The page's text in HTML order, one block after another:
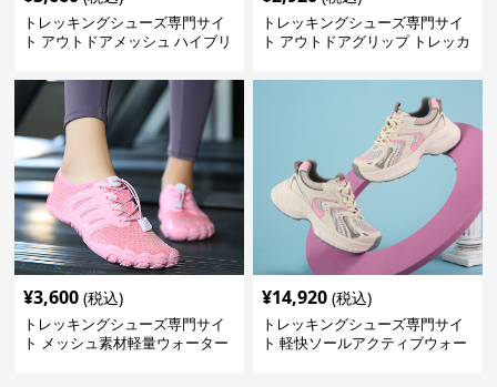
トレッキングシューズ専門サイ
ト アウトドアメッシュ ハイブリ
トレッキングシューズ専門サイ
ト アウトドアグリップ トレッカ
¥3,600 (税込)
トレッキングシューズ専門サイ
ト メッシュ素材軽量ウォーター
¥14,920 (税込)
トレッキングシューズ専門サイ
ト 軽快ソールアクティブウォー